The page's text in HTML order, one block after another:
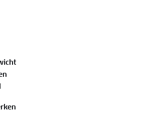
past bij je opgroeiende kind, zodat
wielen Met grote, lekvrije
vierwielvering kan
alles aan wat de straten
petto hebben.
De Leona² kan vanaf de
gebruikt, dus je kunt meteen